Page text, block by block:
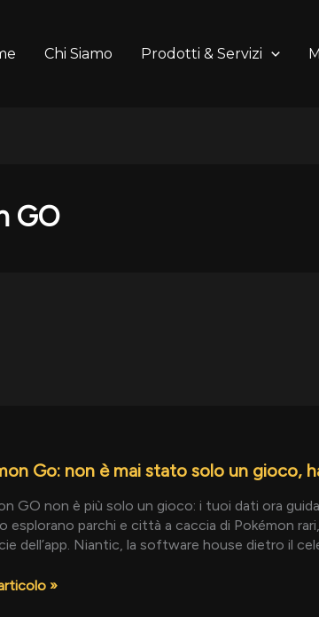
Chi Siamo Prodotti & Servizi
GO
Go: non è mai stato solo un gioco,
GO non è più solo un gioco: i tuoi dati ora
esplorano parchi e città a caccia di Pokémon
dell’app. Niantic, la software house dietro il
»